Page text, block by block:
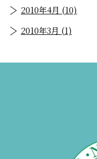
2010年4月 (10)
2010年3月 (1)